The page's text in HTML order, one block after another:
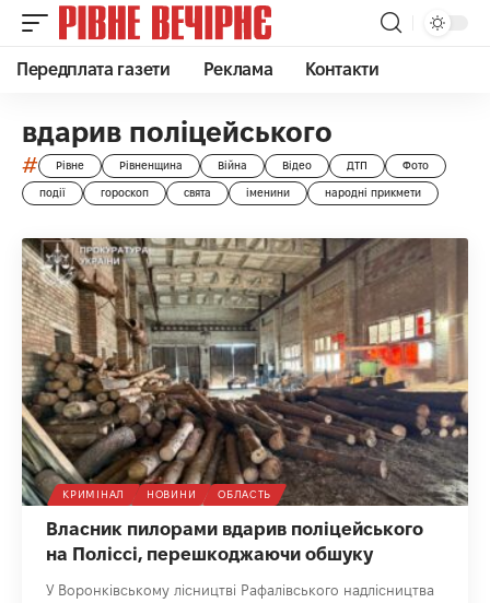
Передплата газети Реклама Контакти
вдарив поліцейського
# Рівне Рівненщина Війна Відео ДТП Фото
події гороскоп свята іменини народні прикмети
КРИМІНАЛ НОВИНИ ОБЛАСТЬ
Власник пилорами вдарив поліцейського
на Поліссі, перешкоджаючи обшуку
У Воронківському лісництві Рафалівського надлісництва